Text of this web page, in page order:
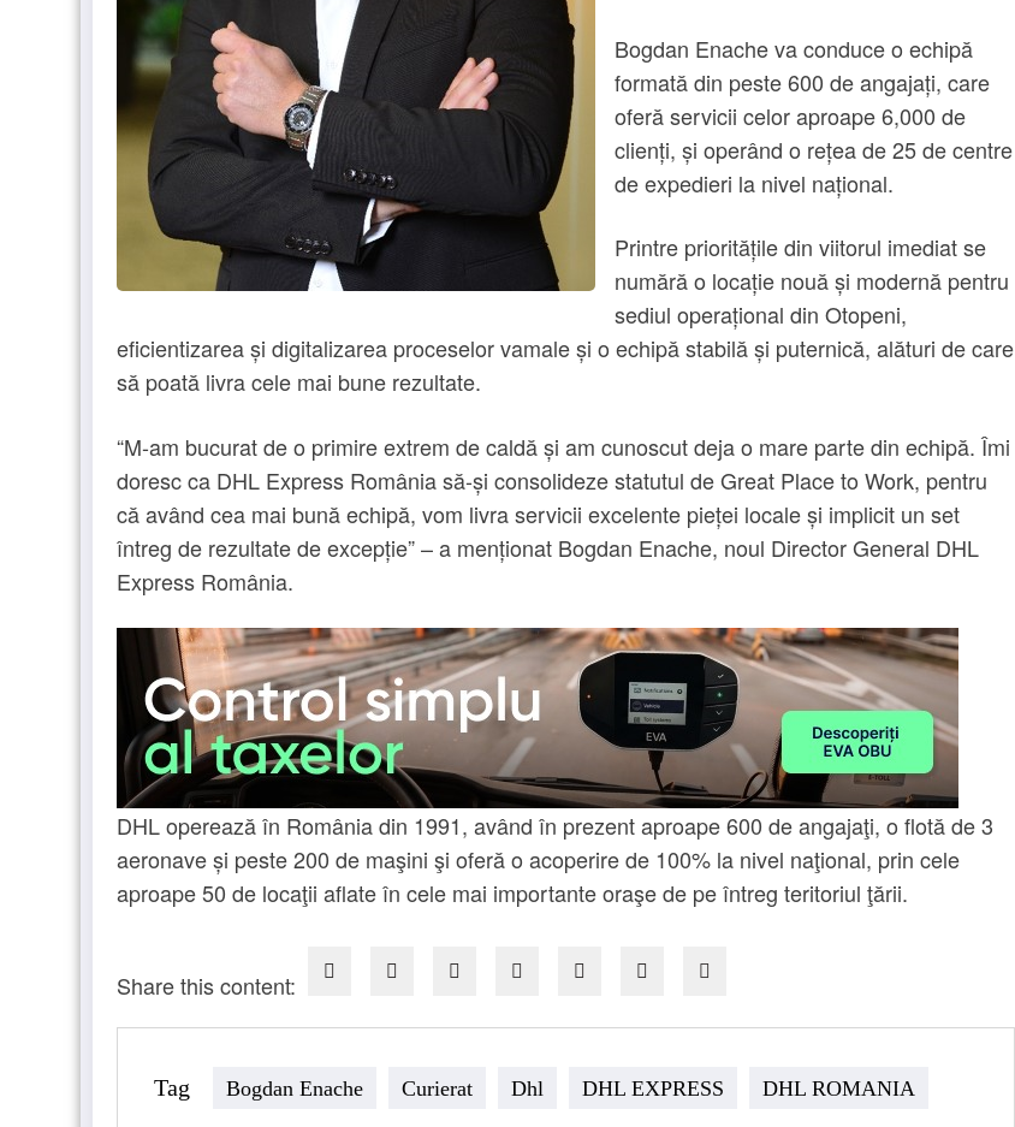
Bogdan Enache va conduce o echipă
formată din peste 600 de angajați, care
oferă servicii celor aproape 6,000 de
clienți, și operând o rețea de 25 de centre
de expedieri la nivel național.
Printre prioritățile din viitorul imediat se
numără o locație nouă și modernă pentru
sediul operațional din Otopeni,
eficientizarea și digitalizarea proceselor vamale și o echipă stabilă și puternică, alături de care
să poată livra cele mai bune rezultate.
“M-am bucurat de o primire extrem de caldă și am cunoscut deja o mare parte din echipă. Îmi
doresc ca DHL Express România să-și consolideze statutul de Great Place to Work, pentru
că având cea mai bună echipă, vom livra servicii excelente pieței locale și implicit un set
întreg de rezultate de excepție” – a menționat Bogdan Enache, noul Director General DHL
Express România.
DHL operează în România din 1991, având în prezent aproape 600 de angajaţi, o flotă de 3
aeronave și peste 200 de maşini şi oferă o acoperire de 100% la nivel naţional, prin cele
aproape 50 de locaţii aflate în cele mai importante oraşe de pe întreg teritoriul ţării.
Share this content:
Tag Bogdan Enache Curierat Dhl DHL EXPRESS DHL ROMANIA